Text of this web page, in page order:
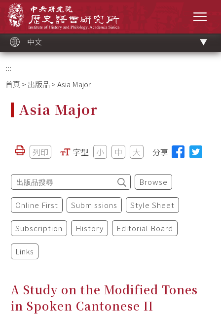
中文
:::
首頁 > 出版品 > Asia Major
Asia Major
列印 字型 小 中 大 分享
Browse
Online First Submissions Style Sheet
Subscription History Editorial Board
Links
A Study on the Modified Tones
in Spoken Cantonese II